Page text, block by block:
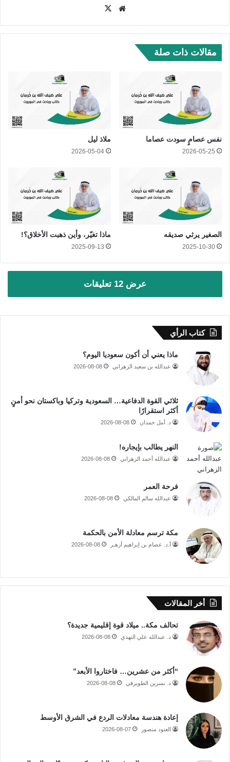
موق
الوي
مقالات ذات صلة
نفس عصامٍ سودت عصاما
2026-05-25
ملاذ ليل
2026-05-04
الصغير يرثي صديقه
2025-10-30
ماذا تغيّر، وأين ذهبت الأخلاق؟!
2025-09-13
عرض 12 تعليقات
كتاب الرأي
ماذا يعني أن أكون سعوديا اليوم؟
عبدالله بن سعيد الزهراني 2026-08-08
ثلاثي القوة الدفاعية… السعودية وتركيا وباكستان نحو أمنٍ
أكثر استقرارًا
د. أمل حمدان 2026-08-08
النهر يطالب بإيجاره!
عبدالله أحمد الزهراني 2026-08-08
فرحة العمر
عبدالله سالم المالكي 2026-08-08
مكة ترسم معادلة الأمن بالحكمة
أ.د. عصام بن إبراهيم أزهـر 2026-08-08
أخر المقالات
تحالف مكة.. ميلاد قوة إقليمية جديدة؟
د. عبدالله علي النهدي 2026-08-08
“أكثر من عشرين… فاختاروا الأبعد”
د. نسرين الطويرقي 2026-08-08
إعادة هندسة معادلات الردع في الشرق الأوسط
العنود منصور 2026-08-07